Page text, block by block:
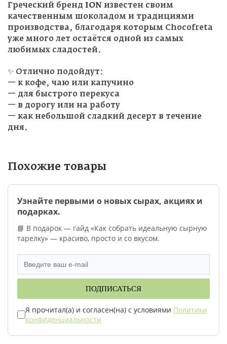
Греческий бренд ION известен своим
качественным шоколадом и традициями
производства, благодаря которым Chocofreta
уже много лет остаётся одной из самых
любимых сладостей.
✨ Отлично подойдут:
— к кофе, чаю или капучино
— для быстрого перекуса
— в дорогу или на работу
— как небольшой сладкий десерт в течение
дня.
Похожие товары
Узнайте первыми о новых сырах, акциях и
подарках.
📘 В подарок — гайд «Как собрать идеальную сырную
тарелку» — красиво, просто и со вкусом.
ПОДПИСАТЬСЯ
Я прочитал(а) и согласен(на) с условиями Политики
конфиденциальности